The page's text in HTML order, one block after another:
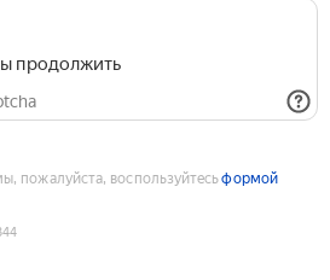
продолжить
пожалуйста, воспользуйтесьформой